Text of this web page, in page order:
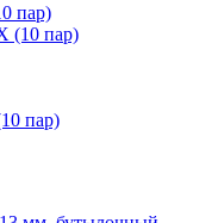
пар)
пар)